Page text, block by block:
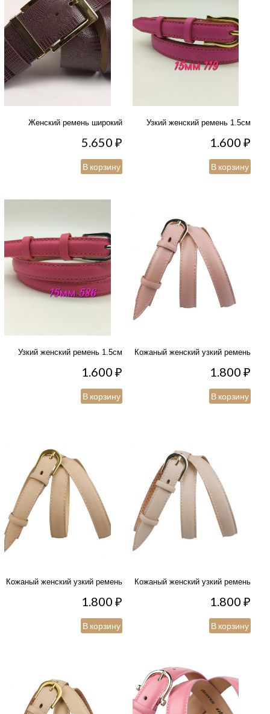
Женский ремень широкий
5.650₽
В корзину
Узкий женский ремень 1.5см
1.600₽
В корзину
Узкий женский ремень 1.5см
1.600₽
В корзину
Кожаный женский узкий ремень
1.800₽
В корзину
Кожаный женский узкий ремень
1.800₽
В корзину
Кожаный женский узкий ремень
1.800₽
В корзину